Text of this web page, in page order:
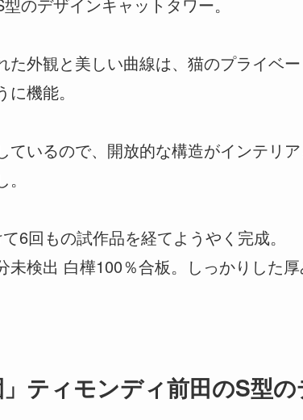
外観と美しい曲線は、猫のプライベ
機能。
いるので、開放的な構造がインテリ
6回もの試作品を経てようやく完成。
未検出 白樺100％合板。しっかりした
」ティモンディ前田のS型